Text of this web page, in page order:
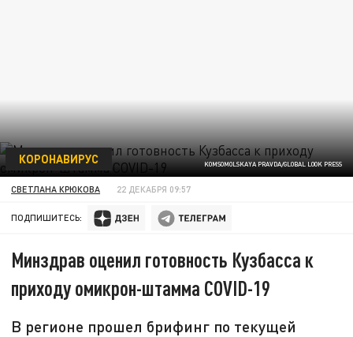
KOMSOMOLSKAYA PRAVDA/GLOBAL LOOK PRESS
КОРОНАВИРУС
СВЕТЛАНА КРЮКОВА 22 ДЕКАБРЯ 09:57
ПОДПИШИТЕСЬ:
Минздрав оценил готовность Кузбасса к
приходу омикрон-штамма COVID-19
В регионе прошел брифинг по текущей